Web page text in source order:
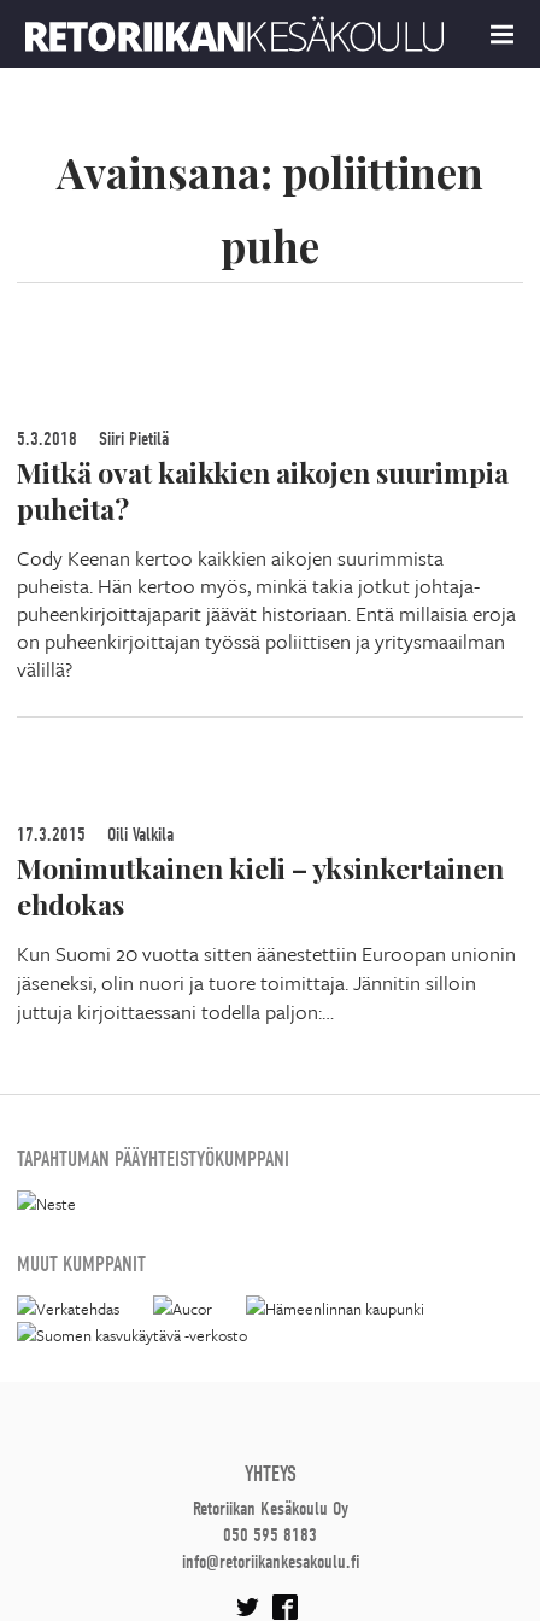
MENU
Avainsana: poliittinen
puhe
5.3.2018 Siiri Pietilä
Mitkä ovat kaikkien aikojen suurimpia
puheita?
Cody Keenan kertoo kaikkien aikojen suurimmista
puheista. Hän kertoo myös, minkä takia jotkut johtaja-
puheenkirjoittajaparit jäävät historiaan. Entä millaisia eroja
on puheenkirjoittajan työssä poliittisen ja yritysmaailman
välillä?
17.3.2015 Oili Valkila
Monimutkainen kieli – yksinkertainen
ehdokas
Kun Suomi 20 vuotta sitten äänestettiin Euroopan unionin
jäseneksi, olin nuori ja tuore toimittaja. Jännitin silloin
juttuja kirjoittaessani todella paljon:…
TAPAHTUMAN PÄÄYHTEISTYÖKUMPPANI
MUUT KUMPPANIT
YHTEYS
Retoriikan Kesäkoulu Oy
050 595 8183
info@retoriikankesakoulu.fi